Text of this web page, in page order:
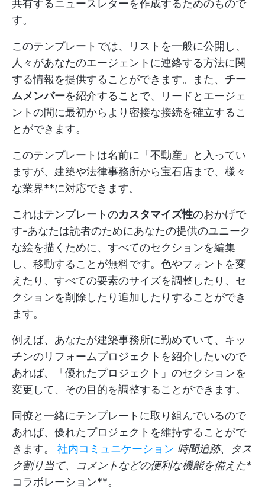
共有するニュースレターを作成するためのもので
す。
このテンプレートでは、リストを一般に公開し、
人々があなたのエージェントに連絡する方法に関
する情報を提供することができます。また、 チー
ムメンバーを紹介することで、リードとエージェ
ントの間に最初からより密接な接続を確立するこ
とができます。
このテンプレートは名前に「不動産」と入ってい
ますが、建築や法律事務所から宝石店まで、様々
な業界**に対応できます。
これはテンプレートのカスタマイズ性のおかげで
す-あなたは読者のためにあなたの提供のユニーク
な絵を描くために、すべてのセクションを編集
し、移動することが無料です。色やフォントを変
えたり、すべての要素のサイズを調整したり、セ
クションを削除したり追加したりすることができ
ます。
例えば、あなたが建築事務所に勤めていて、キッ
チンのリフォームプロジェクトを紹介したいので
あれば、「優れたプロジェクト」のセクションを
変更して、その目的を調整することができます。
同僚と一緒にテンプレートに取り組んでいるので
あれば、優れたプロジェクトを維持することがで
きます。 社内コミュニケーション 時間追跡、タス
ク割り当て、コメントなどの便利な機能を備えた*
コラボレーション**。